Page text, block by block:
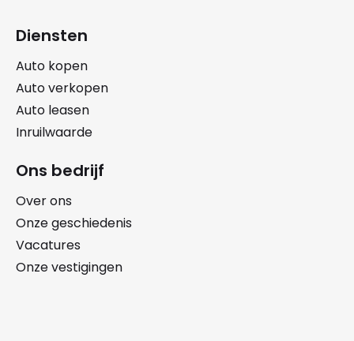
Diensten
Auto kopen
Auto verkopen
Auto leasen
Inruilwaarde
Ons bedrijf
Over ons
Onze geschiedenis
Vacatures
Onze vestigingen